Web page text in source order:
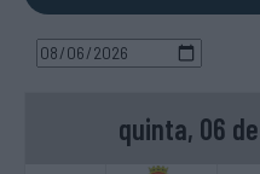
quinta, 06